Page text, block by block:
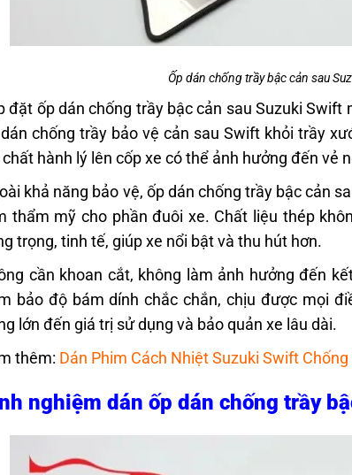
Ốp dán chống trầy bậc cản sau
đặt ốp dán chống trầy bậc cản sau Suzuki
chống trầy bảo vệ cản sau Swift khỏi trầy
chất hành lý lên cốp xe có thể ảnh hưởng đến vẻ
khả năng bảo vệ, ốp dán chống trầy bậc cản
thẩm mỹ cho phần đuôi xe. Chất liệu thép
trọng, tinh tế, giúp xe nổi bật và thu hút hơn.
cần khoan cắt, không làm ảnh hưởng đến
bảo độ bám dính chắc chắn, chịu được mọi
lớn đến giá trị sử dụng và bảo quản xe lâu dài.
thêm: Dán Phim Cách Nhiệt Suzuki Swift
nghiệm dán ốp dán chống trầy